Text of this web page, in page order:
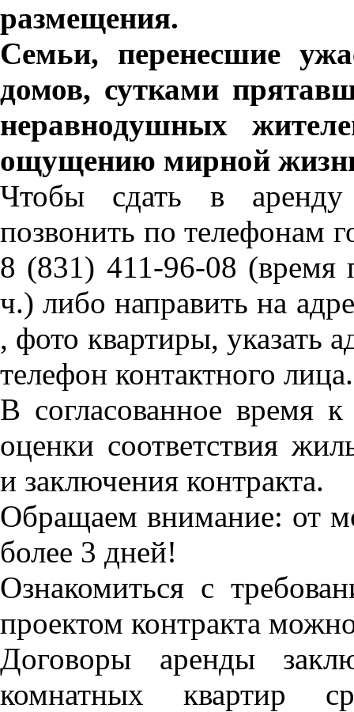
размещения.
Семьи, перенесшие
домов, сутками
неравнодушных
ощущению мирной
Чтобы сдать в аренду
позвонить по телефонам
8 (831) 411-96-08 (время
ч.) либо направить на
, фото квартиры,
телефон контактного лица.
В согласованное время
оценки соответствия
и заключения контракта.
Обращаем внимание: от
более 3 дней!
Ознакомиться с
проектом контракта
Договоры аренды
комнатных